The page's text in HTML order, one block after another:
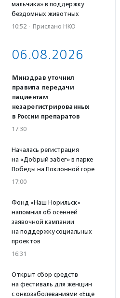
мальчика» в поддержку
бездомных животных
10:52 · Прислано НКО
06.08.2026
Минздрав уточнил
правила передачи
пациентам
незарегистрированных
в России препаратов
17:30
Началась регистрация
на «Добрый забег» в парке
Победы на Поклонной горе
17:00
Фонд «Наш Норильск»
напомнил об осенней
заявочной кампании
на поддержку социальных
проектов
16:31
Открыт сбор средств
на фестиваль для женщин
с онкозаболеваниями «Еще